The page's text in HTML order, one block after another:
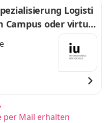
Logisti
Campus oder virtuel
per Mail erhalten